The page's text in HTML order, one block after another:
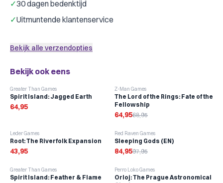
18 kaarten
past precies ·Dragon Shield Clear
Kleur: Transparant
4 kaarten 80×
Slechts € 0,69 per kaart
✓30 dagen bedenktijd
✓Uitmuntende klantenservice
Bekijk alle verzendopties
Bekijk ook eens
Greater Than Games
Spirit Island: Jagged Earth
64,95
-6%
Z-Man Games
The Lord of the Rings: Fate of the
Fellowship
64,9568,95
Leder Games
Root: The Riverfolk Expansion
43,95
-13%
Red Raven Games
Sleeping Gods (EN)
84,9597,95
Greater Than Games
Spirit Island: Feather & Flame
Perro Loko Games
Orloj: The Prague Astronomical